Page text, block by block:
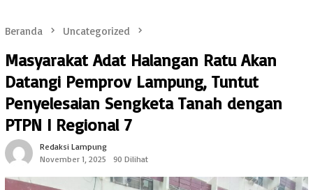
Beranda Uncategorized
Masyarakat Adat Halangan Ratu Akan
Datangi Pemprov Lampung, Tuntut
Penyelesaian Sengketa Tanah dengan
PTPN I Regional 7
Redaksi Lampung
November 1, 2025
90 Dilihat